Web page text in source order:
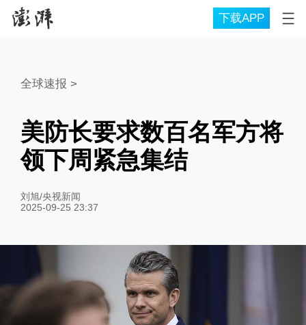
下载APP
全球速报 >
美防长要求数百名军方将
领下周紧急集结
刘旭/央视新闻
2025-09-25 23:37